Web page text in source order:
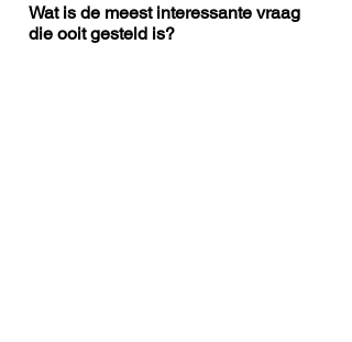
Wat is de meest interessante vraag
die ooit gesteld is?